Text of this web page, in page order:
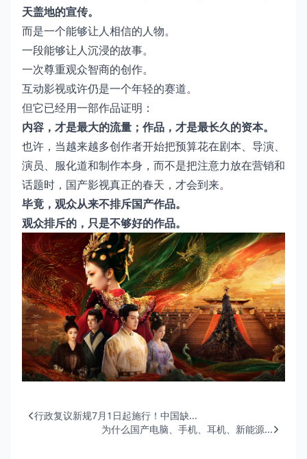
天盖地的宣传。
而是一个能够让人相信的人物。
一段能够让人沉浸的故事。
一次尊重观众智商的创作。
互动影视或许仍是一个年轻的赛道。
但它已经用一部作品证明：
内容，才是最大的流量；作品，才是最长久的资本。
也许，当越来越多创作者开始把预算花在剧本、导演、
演员、服化道和制作本身，而不是把注意力放在营销和
话题时，国产影视真正的春天，才会到来。
毕竟，观众从来不排斥国产作品。
观众排斥的，只是不够好的作品。
行政复议新规7月1日起施行！中国缺...
为什么国产电脑、手机、耳机、新能源...